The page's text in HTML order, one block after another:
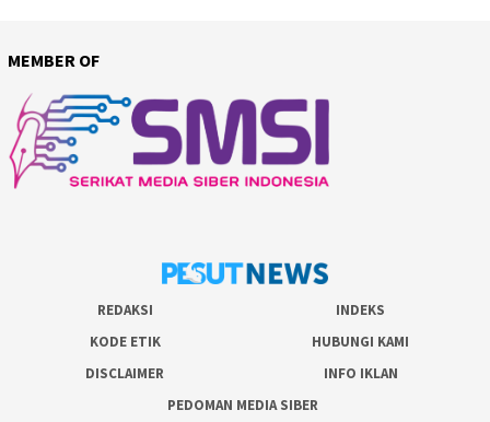
MEMBER OF
REDAKSI
INDEKS
KODE ETIK
HUBUNGI KAMI
DISCLAIMER
INFO IKLAN
PEDOMAN MEDIA SIBER